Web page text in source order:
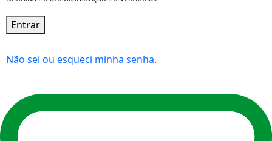
Entrar
Não sei ou esqueci minha senha.